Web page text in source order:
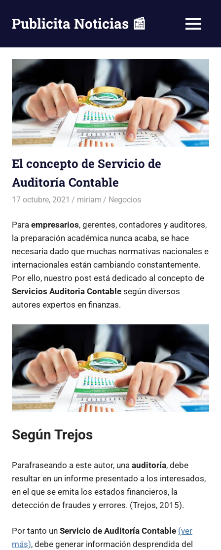
contenido
Publicita Noticias 📰 MENÚ
El concepto de Servicio de
Auditoría Contable
17 octubre, 2021 miriam Negocios
Para empresarios, gerentes, contadores y auditores,
la preparación académica nunca acaba, se hace
necesaria dado que muchas normativas nacionales e
internacionales están cambiando constantemente.
Por ello, nuestro post está dedicado al concepto de
Servicios Auditoria Contable según diversos
autores expertos en finanzas.
Según Trejos
Parafraseando a este autor, una auditoría, debe
resultar en un informe presentado a los interesados,
en el que se emita los estados financieros, la
detección de fraudes y errores. (Trejos, 2015).
Por tanto un Servicio de Auditoría Contable (ver
más), debe generar información desprendida del